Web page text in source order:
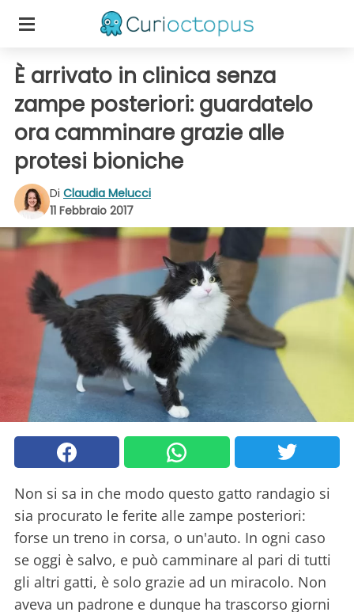
È arrivato in clinica senza
zampe posteriori: guardatelo
ora camminare grazie alle
protesi bioniche
Di Claudia Melucci
11 Febbraio 2017
Non si sa in che modo questo gatto randagio si
sia procurato le ferite alle zampe posteriori:
forse un treno in corsa, o un'auto. In ogni caso
se oggi è salvo, e può camminare al pari di tutti
gli altri gatti, è solo grazie ad un miracolo. Non
aveva un padrone e dunque ha trascorso giorni